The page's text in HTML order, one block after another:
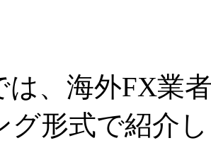
は、海外FX業
グ形式で紹介